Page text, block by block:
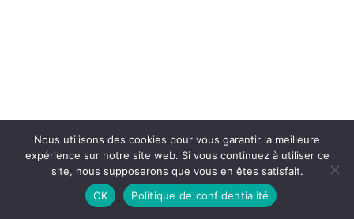
Nous utilisons des cookies pour vous garantir la meilleure
expérience sur notre site web. Si vous continuez à utiliser ce
site, nous supposerons que vous en êtes satisfait.
OK
Politique de confidentialité